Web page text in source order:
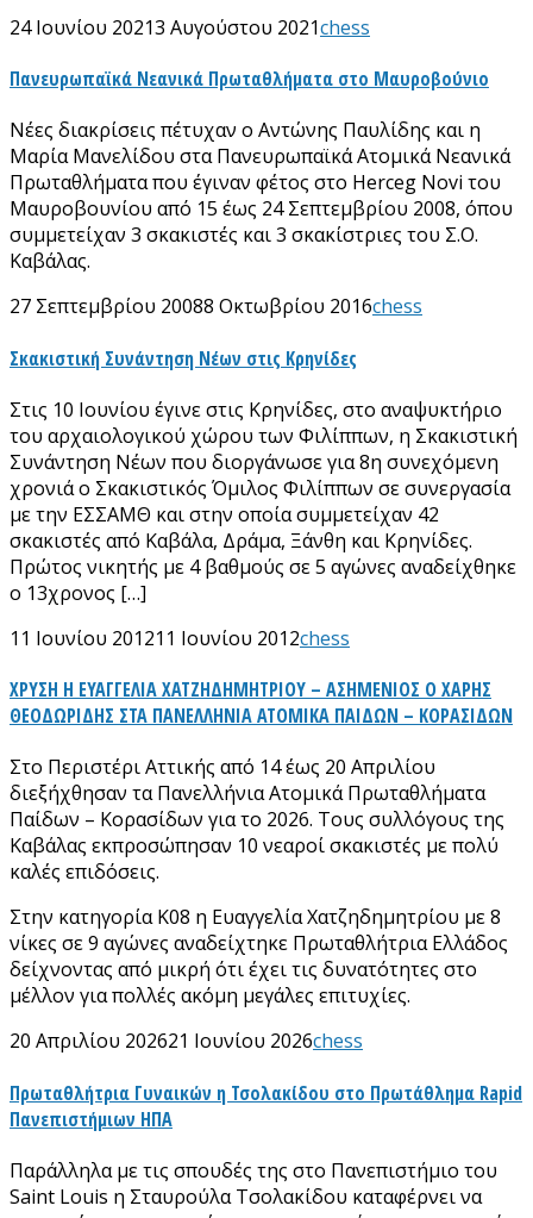
24 Ιουνίου 20213 Αυγούστου 2021chess
Πανευρωπαϊκά Νεανικά Πρωταθλήματα στο Μαυροβούνιο
Νέες διακρίσεις πέτυχαν ο Αντώνης Παυλίδης και η
Μαρία Μανελίδου στα Πανευρωπαϊκά Ατομικά Νεανικά
Πρωταθλήματα που έγιναν φέτος στο Herceg Novi του
Μαυροβουνίου από 15 έως 24 Σεπτεμβρίου 2008, όπου
συμμετείχαν 3 σκακιστές και 3 σκακίστριες του Σ.Ο.
Καβάλας.
27 Σεπτεμβρίου 20088 Οκτωβρίου 2016chess
Σκακιστική Συνάντηση Νέων στις Κρηνίδες
Στις 10 Ιουνίου έγινε στις Κρηνίδες, στο αναψυκτήριο
του αρχαιολογικού χώρου των Φιλίππων, η Σκακιστική
Συνάντηση Νέων που διοργάνωσε για 8η συνεχόμενη
χρονιά ο Σκακιστικός Όμιλος Φιλίππων σε συνεργασία
με την ΕΣΣΑΜΘ και στην οποία συμμετείχαν 42
σκακιστές από Καβάλα, Δράμα, Ξάνθη και Κρηνίδες.
Πρώτος νικητής με 4 βαθμούς σε 5 αγώνες αναδείχθηκε
ο 13χρονος […]
11 Ιουνίου 201211 Ιουνίου 2012chess
ΧΡΥΣΗ Η ΕΥΑΓΓΕΛΙΑ ΧΑΤΖΗΔΗΜΗΤΡΙΟΥ – ΑΣΗΜΕΝΙΟΣ Ο ΧΑΡΗΣ
ΘΕΟΔΩΡΙΔΗΣ ΣΤΑ ΠΑΝΕΛΛΗΝΙΑ ΑΤΟΜΙΚΑ ΠΑΙΔΩΝ – ΚΟΡΑΣΙΔΩΝ
Στο Περιστέρι Αττικής από 14 έως 20 Απριλίου
διεξήχθησαν τα Πανελλήνια Ατομικά Πρωταθλήματα
Παίδων – Κορασίδων για το 2026. Τους συλλόγους της
Καβάλας εκπροσώπησαν 10 νεαροί σκακιστές με πολύ
καλές επιδόσεις.
Στην κατηγορία Κ08 η Ευαγγελία Χατζηδημητρίου με 8
νίκες σε 9 αγώνες αναδείχτηκε Πρωταθλήτρια Ελλάδος
δείχνοντας από μικρή ότι έχει τις δυνατότητες στο
μέλλον για πολλές ακόμη μεγάλες επιτυχίες.
20 Απριλίου 202621 Ιουνίου 2026chess
Πρωταθλήτρια Γυναικών η Τσολακίδου στο Πρωτάθλημα Rapid
Πανεπιστήμιων ΗΠΑ
Παράλληλα με τις σπουδές της στο Πανεπιστήμιο του
Saint Louis η Σταυρούλα Τσολακίδου καταφέρνει να